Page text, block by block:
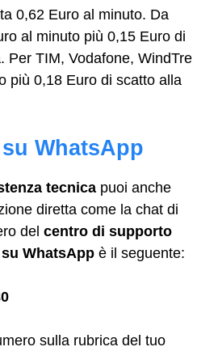
0,62 Euro al minuto. Da
al minuto più 0,15 Euro di
Per TIM, Vodafone, WindTre
più 0,18 Euro di scatto alla
WhatsApp
tecnica puoi anche
diretta come la chat di
del centro di supporto
WhatsApp è il seguente:
sulla rubrica del tuo